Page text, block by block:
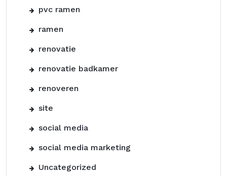
pvc ramen
ramen
renovatie
renovatie badkamer
renoveren
site
social media
social media marketing
Uncategorized